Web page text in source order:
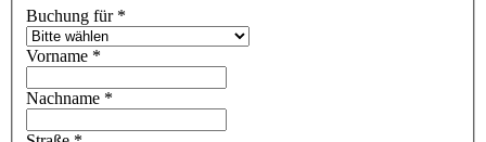
Buchung für *
Vorname *
Nachname *